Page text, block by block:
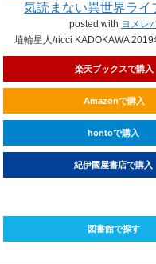
気読まない異世界ラ
posted with ヨメレ
埴輪星人/ricci KADOKAWA
楽天ブックスで購入
Amazonで購入
hontoで購入
紀伊國屋書店で購入
図書館で探す